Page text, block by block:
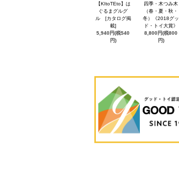
【KItoTEto】は
ぐるまグルグ
ル [カタログ掲
載]
5,940円(税540
円)
四季・木つみ木
（春・夏・秋・
冬）《2018グッ
ド・トイ大賞》
8,800円(税800
円)